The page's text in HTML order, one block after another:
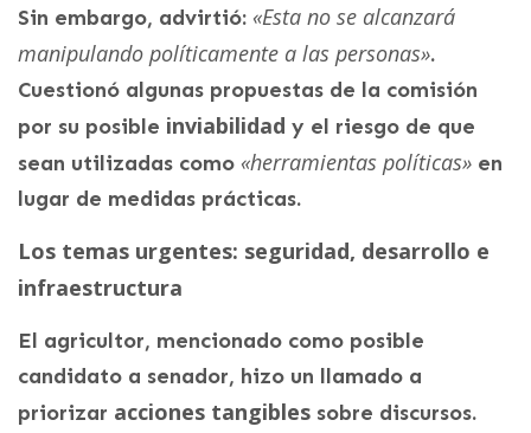
Sin embargo, advirtió: «Esta no se alcanzará
manipulando políticamente a las personas».
Cuestionó algunas propuestas de la comisión
por su posible inviabilidad y el riesgo de que
sean utilizadas como «herramientas políticas» en
lugar de medidas prácticas.
Los temas urgentes: seguridad, desarrollo e
infraestructura
El agricultor, mencionado como posible
candidato a senador, hizo un llamado a
priorizar acciones tangibles sobre discursos.